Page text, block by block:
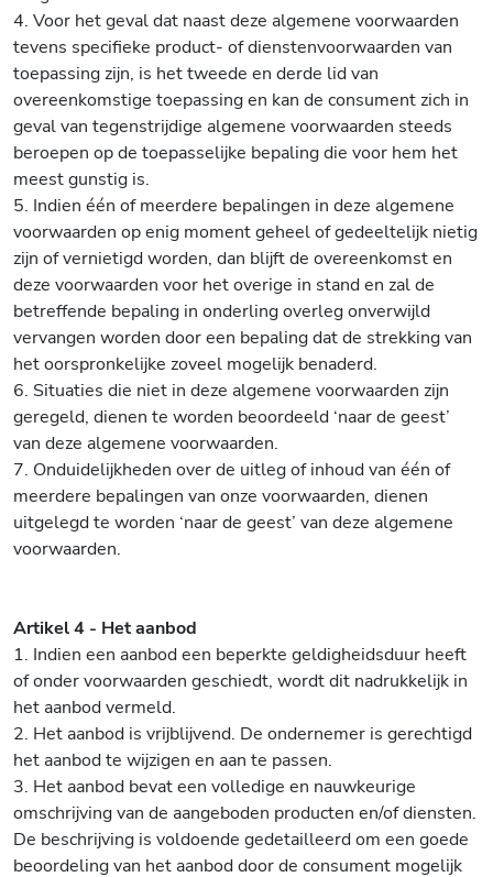
4. Voor het geval dat naast deze algemene voorwaarden
tevens specifieke product- of dienstenvoorwaarden van
toepassing zijn, is het tweede en derde lid van
overeenkomstige toepassing en kan de consument zich in
geval van tegenstrijdige algemene voorwaarden steeds
beroepen op de toepasselijke bepaling die voor hem het
meest gunstig is.
5. Indien één of meerdere bepalingen in deze algemene
voorwaarden op enig moment geheel of gedeeltelijk nietig
zijn of vernietigd worden, dan blijft de overeenkomst en
deze voorwaarden voor het overige in stand en zal de
betreffende bepaling in onderling overleg onverwijld
vervangen worden door een bepaling dat de strekking van
het oorspronkelijke zoveel mogelijk benaderd.
6. Situaties die niet in deze algemene voorwaarden zijn
geregeld, dienen te worden beoordeeld ‘naar de geest’
van deze algemene voorwaarden.
7. Onduidelijkheden over de uitleg of inhoud van één of
meerdere bepalingen van onze voorwaarden, dienen
uitgelegd te worden ‘naar de geest’ van deze algemene
voorwaarden.
Artikel 4 - Het aanbod
1. Indien een aanbod een beperkte geldigheidsduur heeft
of onder voorwaarden geschiedt, wordt dit nadrukkelijk in
het aanbod vermeld.
2. Het aanbod is vrijblijvend. De ondernemer is gerechtigd
het aanbod te wijzigen en aan te passen.
3. Het aanbod bevat een volledige en nauwkeurige
omschrijving van de aangeboden producten en/of diensten.
De beschrijving is voldoende gedetailleerd om een goede
beoordeling van het aanbod door de consument mogelijk